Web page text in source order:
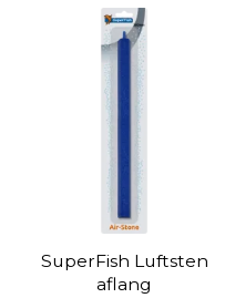
SuperFish Luftsten
aflang